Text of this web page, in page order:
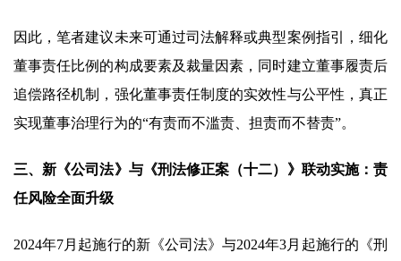
因此，笔者建议未来可通过司法解释或典型案例指引，细化
董事责任比例的构成要素及裁量因素，同时建立董事履责后
追偿路径机制，强化董事责任制度的实效性与公平性，真正
实现董事治理行为的“有责而不滥责、担责而不替责”。
三、新《公司法》与《刑法修正案（十二）》联动实施：责
任风险全面升级
2024年7月起施行的新《公司法》与2024年3月起施行的《刑